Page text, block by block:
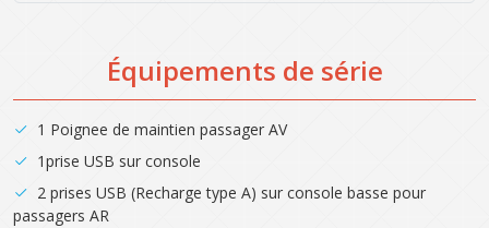
Équipements de série
1 Poignee de maintien passager AV
1prise USB sur console
2 prises USB (Recharge type A) sur console basse pour
passagers AR